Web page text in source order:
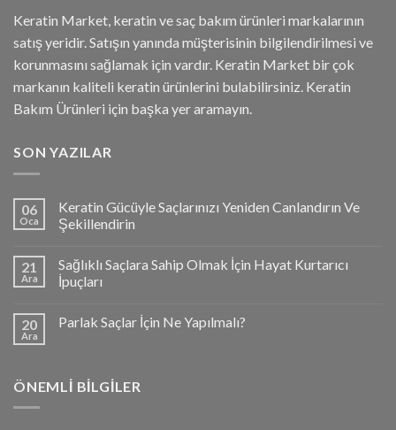
Keratin Market, keratin ve saç bakım ürünleri markalarının
satış yeridir. Satışın yanında müşterisinin bilgilendirilmesi ve
korunmasını sağlamak için vardır. Keratin Market bir çok
markanın kaliteli keratin ürünlerini bulabilirsiniz. Keratin
Bakım Ürünleri için başka yer aramayın.
SON YAZILAR
06
Oca
Keratin Gücüyle Saçlarınızı Yeniden Canlandırın Ve
Şekillendirin
21
Ara
Sağlıklı Saçlara Sahip Olmak İçin Hayat Kurtarıcı
İpuçları
20
Ara
Parlak Saçlar İçin Ne Yapılmalı?
ÖNEMLI BILGILER